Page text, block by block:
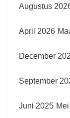
Augustus
April 2026
December
September
Juni 2025